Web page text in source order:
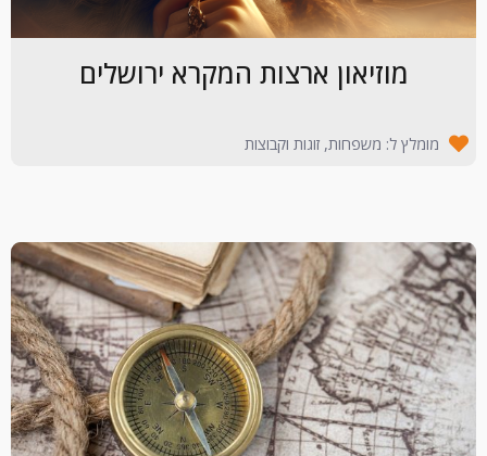
מוזיאון ארצות המקרא ירושלים
מומלץ ל: משפחות, זוגות וקבוצות